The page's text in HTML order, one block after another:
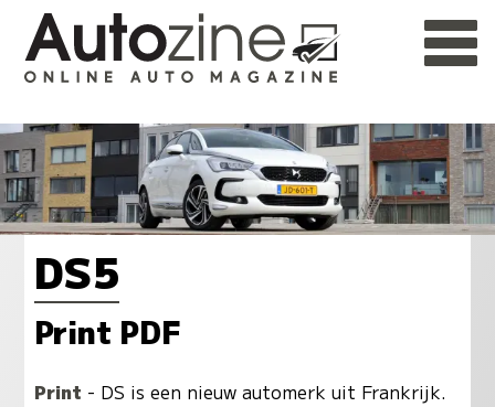
DS5
Print PDF
Print - DS is een nieuw automerk uit Frankrijk.